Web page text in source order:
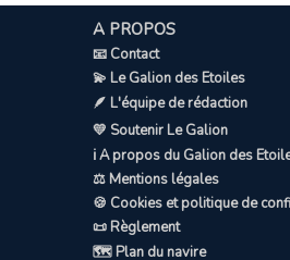
A PROPOS
📧 Contact
💫 Le Galion des Etoiles
🪶 L'équipe de rédaction
💛 Soutenir Le Galion
ℹ️ A propos du Galion des
⚖️ Mentions légales
🍪 Cookies et politique de
📜 Règlement
🗺️ Plan du navire